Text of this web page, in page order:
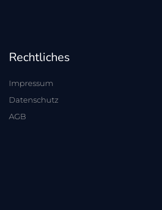
Rechtliches
Impressum
Datenschutz
AGB